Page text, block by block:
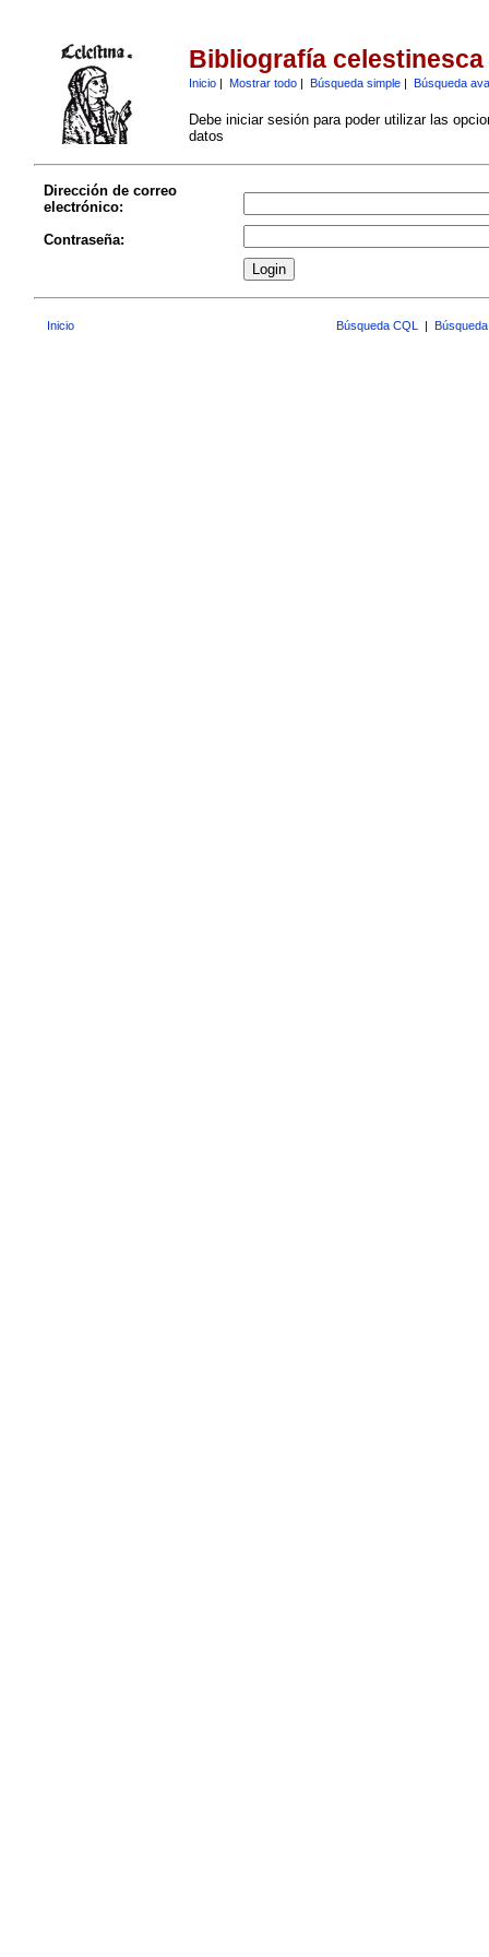
Bibliografía celestinesca
Inicio| Mostrar todo| Búsqueda simple| Búsqueda
Debe iniciar sesión para poder utilizar las
datos
Dirección de correo
electrónico:
Contraseña:
Inicio Búsqueda CQL |